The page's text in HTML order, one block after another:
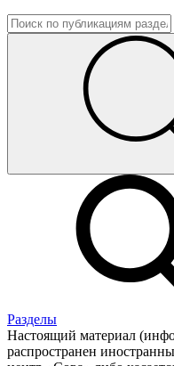
Разделы
Настоящий материал
распространен